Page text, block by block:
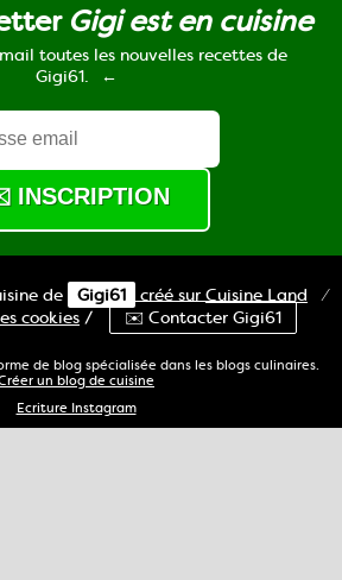
Gigi est en cuisine
toutes les nouvelles recettes de
Gigi61.
de Gigi61 créé sur Cuisine Land
⁄
cookies / ✉️ Contacter Gigi61
de blog spécialisée dans les blogs culinaires.
un blog de cuisine
Ecriture Instagram